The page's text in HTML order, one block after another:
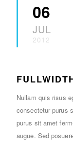
06
JUL
2012
Nullam quis risus
consectetur purus
purus sit amet
augue. Sed